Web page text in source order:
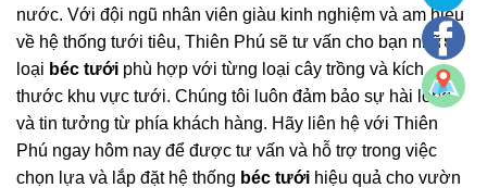
nước. Với đội ngũ nhân viên giàu kinh nghiệm và am hiểu
về hệ thống tưới tiêu, Thiên Phú sẽ tư vấn cho bạn những
loại béc tưới phù hợp với từng loại cây trồng và kích
thước khu vực tưới. Chúng tôi luôn đảm bảo sự hài lòng
và tin tưởng từ phía khách hàng. Hãy liên hệ với Thiên
Phú ngay hôm nay để được tư vấn và hỗ trợ trong việc
chọn lựa và lắp đặt hệ thống béc tưới hiệu quả cho vườn